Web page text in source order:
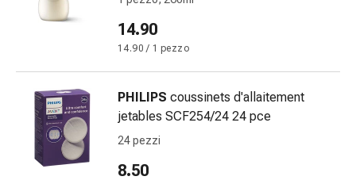
venosi
Coagulazione
del
sangue
Disturbi
nervo
cardiaco
14.90
14.90 / 1 pezzo
PHILIPS coussinets d'allaitement
jetables SCF254/24 24 pce
24 pezzi
8.50